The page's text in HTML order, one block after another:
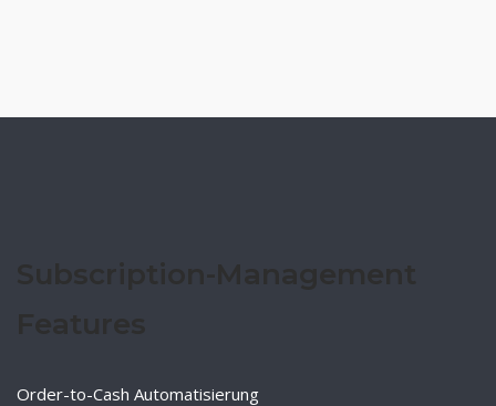
Order-to-Cash Automatisierung